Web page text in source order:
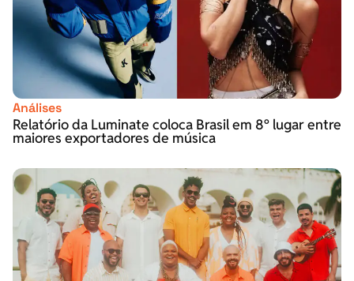
Análises
Relatório da Luminate coloca Brasil em 8º lugar entre
maiores exportadores de música